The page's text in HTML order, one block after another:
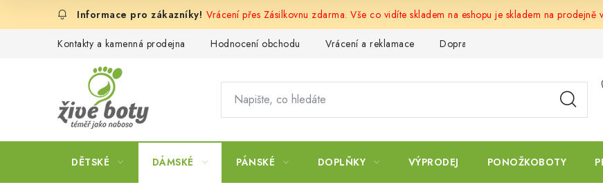
Vrácení přes Zásilkovnu zdarma. Vše co vidíte skladem na eshopu je skladem na prodejně
Kontakty a kamenná prodejna Hodnocení obchodu Vrácení a reklamace Doprava a platba
DĚTSKÉ DÁMSKÉ PÁNSKÉ DOPLŇKY VÝPRODEJ PONOŽKOBOTY